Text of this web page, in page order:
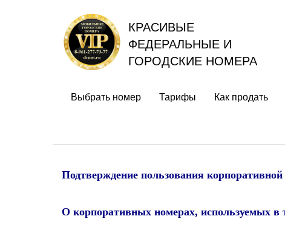
КРАСИВЫЕ
ФЕДЕРАЛЬНЫЕ И
ГОРОДСКИЕ НОМЕРА
Выбрать номер Тарифы Как продать
Подтверждение пользования
О корпоративных номерах, используемых в